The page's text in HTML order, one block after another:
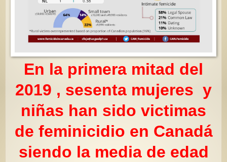
En la primera mitad del
2019 , sesenta mujeres y
niñas han sido victimas
de feminicidio en Canadá
siendo la media de edad